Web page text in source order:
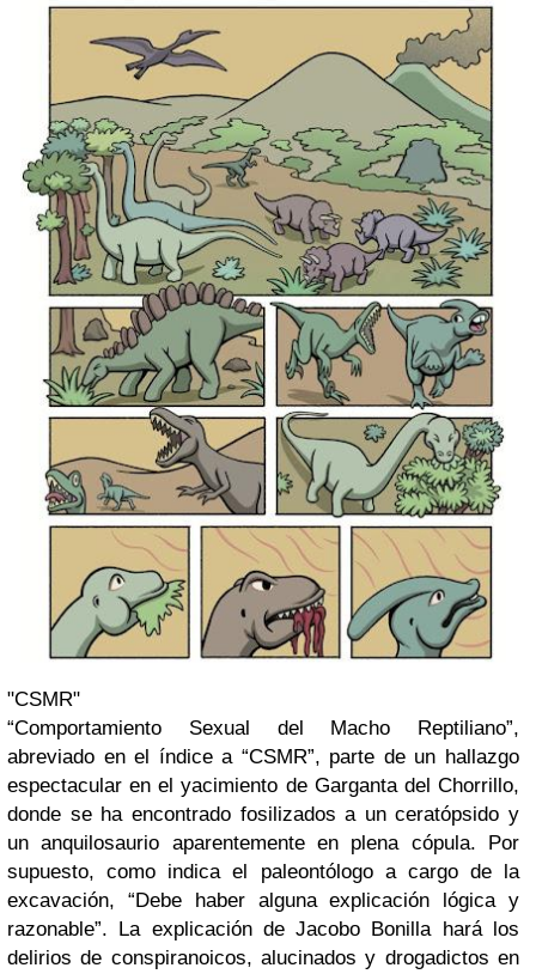
"CSMR"
“Comportamiento Sexual del Macho Reptiliano”,
abreviado en el índice a “CSMR”, parte de un hallazgo
espectacular en el yacimiento de Garganta del Chorrillo,
donde se ha encontrado fosilizados a un ceratópsido y
un anquilosaurio aparentemente en plena cópula. Por
supuesto, como indica el paleontólogo a cargo de la
excavación, “Debe haber alguna explicación lógica y
razonable”. La explicación de Jacobo Bonilla hará los
delirios de conspiranoicos, alucinados y drogadictos en